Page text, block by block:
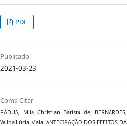
PDF
Publicado
2021-03-23
Como Citar
PÁDUA, Mila Christian Batista de; BERNARDES,
Wilba Lúcia Maia. ANTECIPAÇÃO DOS EFEITOS DA